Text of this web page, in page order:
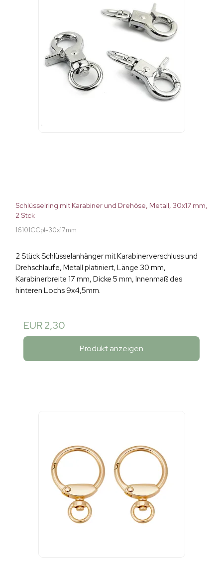
Schlüsselring mit Karabiner und Drehöse, Metall, 30x17 mm,
2 Stck
16101CCpl-30x17mm
2 Stück Schlüsselanhänger mit Karabinerverschluss und
Drehschlaufe, Metall platiniert, Länge 30 mm,
Karabinerbreite 17 mm, Dicke 5 mm, Innenmaß des
hinteren Lochs 9x4,5mm.
EUR 2,30
Produkt anzeigen